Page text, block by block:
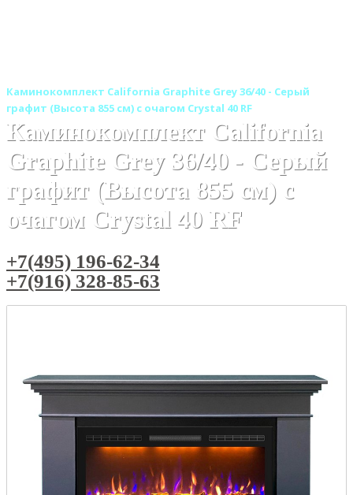
Каминокомплект California Graphite Grey 36/40 - Серый
графит (Высота 855 см) с очагом Crystal 40 RF
Каминокомплект California
Graphite Grey 36/40 - Серый
графит (Высота 855 см) с
очагом Crystal 40 RF
+7(495) 196-62-34
+7(916) 328-85-63